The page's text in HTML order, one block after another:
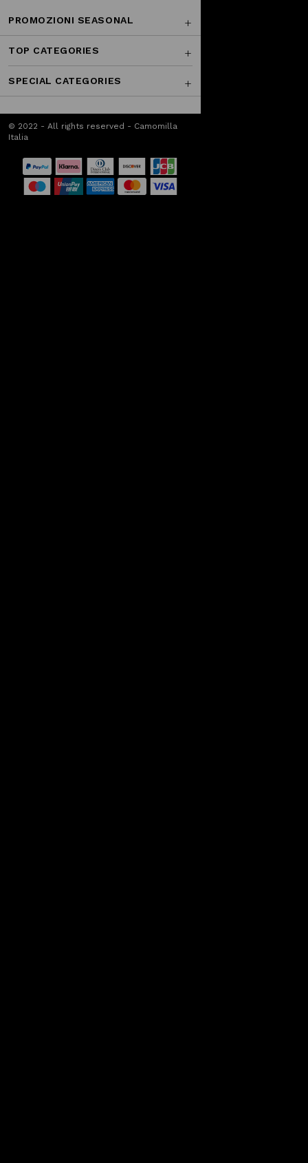
PROMOZIONI SEASONAL
TOP CATEGORIES
SPECIAL CATEGORIES
© 2022 - All rights reserved - Camomilla
Italia